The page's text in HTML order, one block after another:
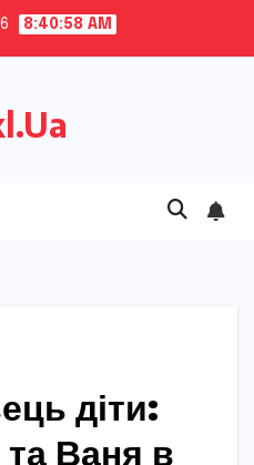
8:40:59 AM
діти:
Ваня в